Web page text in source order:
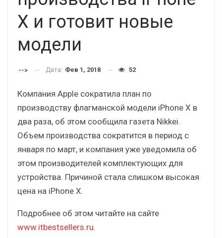
X и готовит новые
модели
--> Дата: Фев 1, 2018 52
Компания Apple сократила план по
производству флагманской модели iPhone X в
два раза, об этом сообщила газета Nikkei.
Объем производства сократится в период с
января по март, и компания уже уведомила об
этом производителей комплектующих для
устройства. Причиной стала слишком высокая
цена на iPhone X.
Подробнее об этом читайте на сайте
www.itbestsellers.ru.